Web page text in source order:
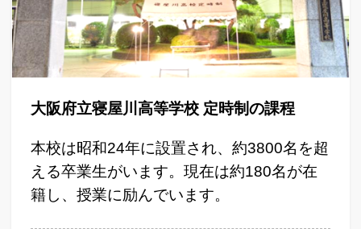
大阪府立寝屋川高等学校 定時制の課程
本校は昭和24年に設置され、約3800名を超
える卒業生がいます。現在は約180名が在
籍し、授業に励んでいます。